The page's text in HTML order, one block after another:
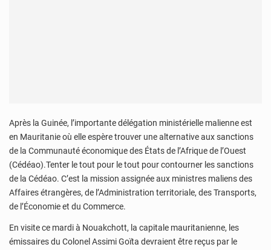
Après la Guinée, l’importante délégation ministérielle malienne est
en Mauritanie où elle espère trouver une alternative aux sanctions
de la Communauté économique des États de l’Afrique de l’Ouest
(Cédéao).Tenter le tout pour le tout pour contourner les sanctions
de la Cédéao. C’est la mission assignée aux ministres maliens des
Affaires étrangères, de l’Administration territoriale, des Transports,
de l’Économie et du Commerce.
En visite ce mardi à Nouakchott, la capitale mauritanienne, les
émissaires du Colonel Assimi Goïta devraient être reçus par le